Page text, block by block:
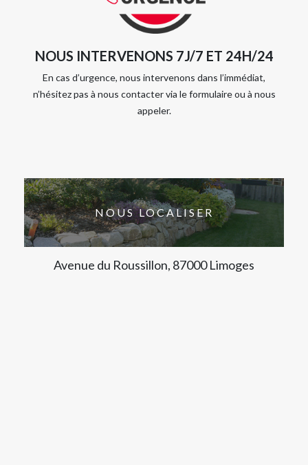
NOUS INTERVENONS 7J/7 ET 24H/24
En cas d’urgence, nous intervenons dans l’immédiat,
n’hésitez pas à nous contacter via le formulaire ou à nous
appeler.
NOUS LOCALISER
Avenue du Roussillon, 87000 Limoges